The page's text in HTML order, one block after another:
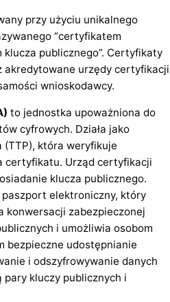
przy użyciu unikalnego
“certyfikatem
publicznego”. Certyfikaty
akredytowane urzędy certyfikacji
wnioskodawcy.
to jednostka upoważniona do
cyfrowych. Działa jako
która weryfikuje
certyfikatu. Urząd certyfikacji
klucza publicznego.
elektroniczny, który
konwersacji zabezpieczonej
i umożliwia osobom
bezpieczne udostępnianie
i odszyfrowywanie danych
pary kluczy publicznych i